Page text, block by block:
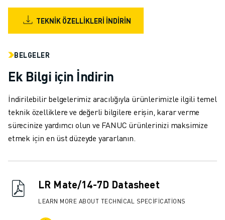
GÖRSEL DENETIM
VAKA ÇALIŞMALARI
MÜŞTERI HIZMETLERI
MÜŞTERI HIZMETLERI
SAHA VE BAKIM
UZAKTAN TEKNIK DESTEK
YEDEK PARÇALAR
DIJITAL SERVIS ARAÇLARI
İNDIRME MERKEZI » MYFANUC
TEKNIK ÖZELLIKLERI İNDIRIN
BELGELER
Ek Bilgi için İndirin
İndirilebilir belgelerimiz aracılığıyla ürünlerimizle ilgili temel
teknik özelliklere ve değerli bilgilere erişin, karar verme
sürecinize yardımcı olun ve FANUC ürünlerinizi maksimize
etmek için en üst düzeyde yararlanın.
LR Mate/14-7D Datasheet
LEARN MORE ABOUT TECHNICAL SPECIFICATIONS